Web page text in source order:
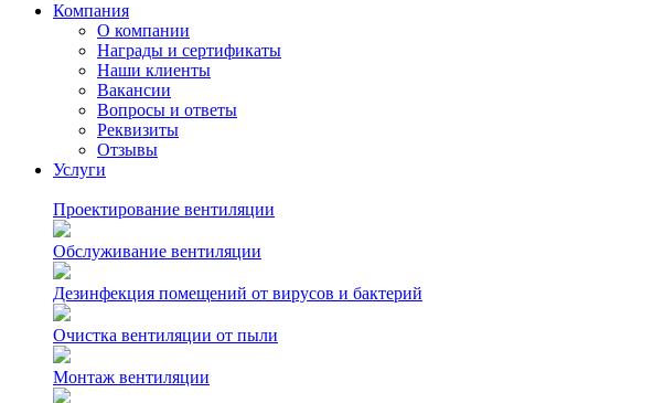
Компания
О компании
Награды и сертификаты
Наши клиенты
Вакансии
Вопросы и ответы
Реквизиты
Отзывы
Услуги
Проектирование вентиляции
Обслуживание вентиляции
Дезинфекция помещений от вирусов и бактерий
Очистка вентиляции от пыли
Монтаж вентиляции